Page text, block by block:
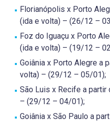
Florianópolis x Porto
(ida e volta) – (26/12 –
Foz do Iguaçu x Porto
(ida e volta) – (19/12 –
Goiânia x Porto Alegre a
volta) – (29/12 – 05/01);
São Luis x Recife a partir
– (29/12 – 04/01);
Goiânia x São Paulo a